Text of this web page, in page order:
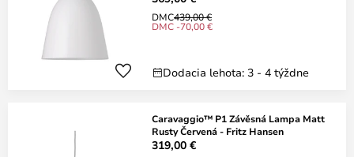
DMC439,00 €
DMC -70,00 €
Dodacia lehota: 3 - 4 týždne
Caravaggio™ P1 Závěsná Lampa Matt
Rusty Červená - Fritz Hansen
319,00 €